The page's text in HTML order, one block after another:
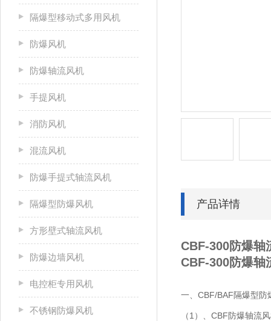
隔爆型移动式多用风机
防爆风机
防爆轴流风机
手提风机
消防风机
混流风机
防爆手提式轴流风机
隔爆型防爆风机
方形壁式轴流风机
防爆边墙风机
电控柜专用风机
不锈钢防爆风机
产品详情
CBF-300防爆轴
CBF-300防爆轴
一、CBF/BAF隔爆型防
（1）、CBF防爆轴流